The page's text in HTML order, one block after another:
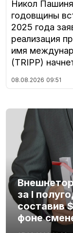
Никол
годовщины
2025 года
реализация
имя
(TRIPP)
08.08.2026 09:51
за I
составив
фоне